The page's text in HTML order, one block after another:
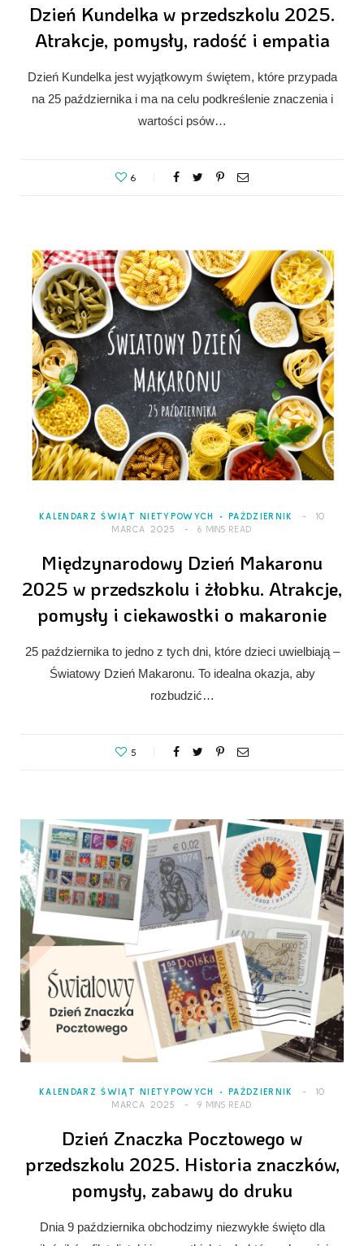
Dzień Kundelka w przedszkolu 2025.
Atrakcje, pomysły, radość i empatia
Dzień Kundelka jest wyjątkowym świętem, które przypada
na 25 października i ma na celu podkreślenie znaczenia i
wartości psów…
6
KALENDARZ ŚWIĄT NIETYPOWYCH PAŹDZIERNIK
10
MARCA 2025
6 MINS READ
Międzynarodowy Dzień Makaronu
2025 w przedszkolu i żłobku. Atrakcje,
pomysły i ciekawostki o makaronie
25 października to jedno z tych dni, które dzieci uwielbiają –
Światowy Dzień Makaronu. To idealna okazja, aby
rozbudzić…
5
KALENDARZ ŚWIĄT NIETYPOWYCH PAŹDZIERNIK
10
MARCA 2025
9 MINS READ
Dzień Znaczka Pocztowego w
przedszkolu 2025. Historia znaczków,
pomysły, zabawy do druku
Dnia 9 października obchodzimy niezwykłe święto dla